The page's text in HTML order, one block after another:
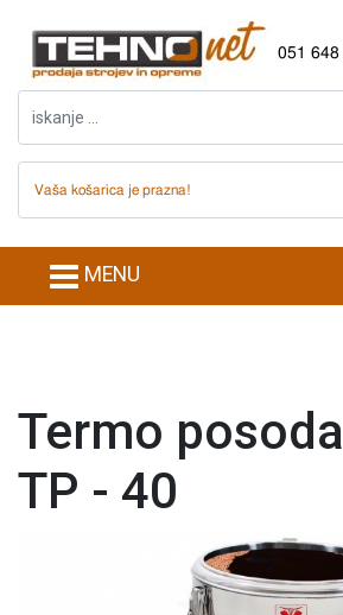
051 648
Vaša košarica je prazna!
MENU
Termo
TP - 40